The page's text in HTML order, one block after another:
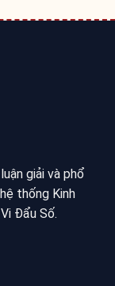
giải và phổ
thống Kinh
Đẩu Số.